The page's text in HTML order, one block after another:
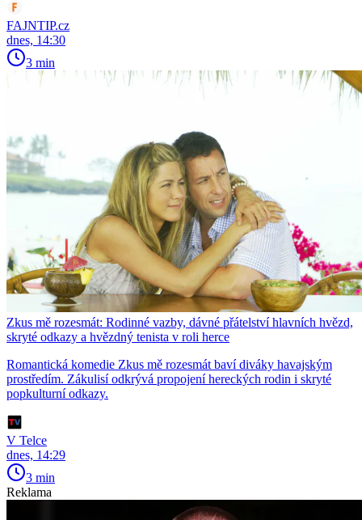
FAJNTIP.cz
dnes, 14:30
3 min
Zkus mě rozesmát: Rodinné vazby, dávné přátelství hlavních hvězd,
skryté odkazy a hvězdný tenista v roli herce
Romantická komedie Zkus mě rozesmát baví diváky havajským
prostředím. Zákulisí odkrývá propojení hereckých rodin i skryté
popkulturní odkazy.
V Telce
dnes, 14:29
3 min
Reklama